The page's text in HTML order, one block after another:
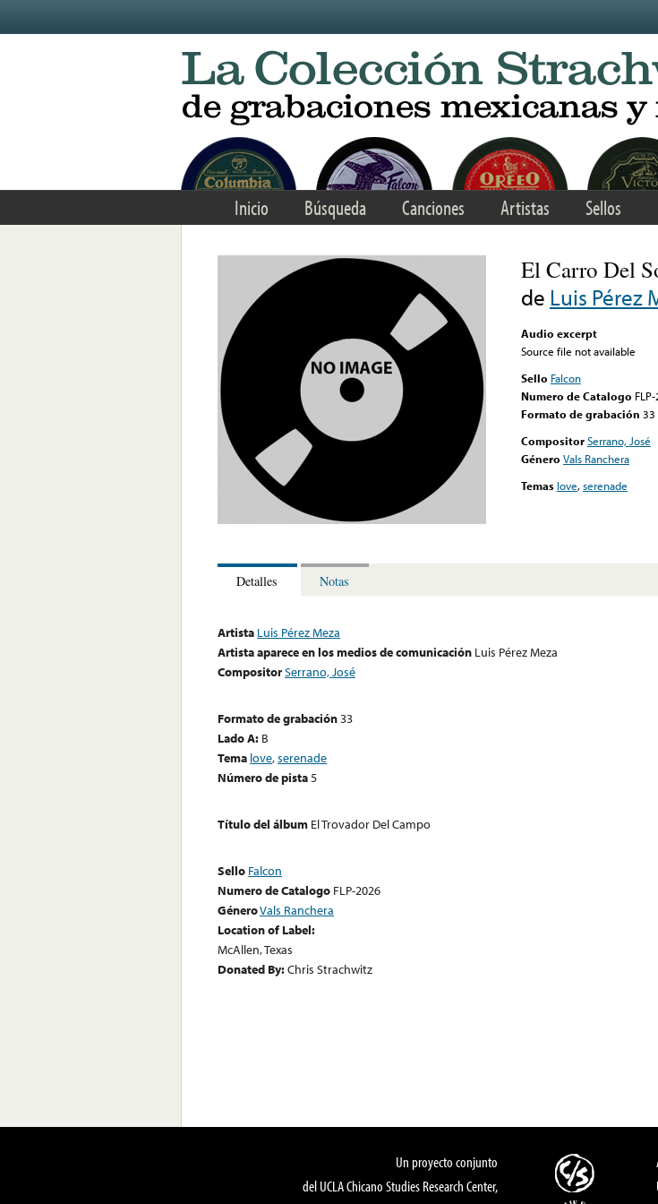
Inicio Búsqueda Canciones Artistas Sellos
El Carro Del
de Luis Pérez
Audio excerpt
Source file not available
Sello Falcon
Numero de Catalogo
Formato de grabación 33
CompositorSerrano, José
Género Vals Ranchera
Temas love,serenade
Detalles Notas
Artista Luis Pérez Meza
Artista aparece en los medios de comunicación Luis Pérez Meza
CompositorSerrano, José
Formato de grabación33
Lado A: B
Tema love,serenade
Número de pista5
Título del álbum El Trovador Del Campo
Sello Falcon
Numero de Catalogo FLP-2026
GéneroVals Ranchera
Location of Label:
McAllen, Texas
Donated By:Chris Strachwitz
Un proyecto conjunto
del UCLA Chicano Studies Research Center,